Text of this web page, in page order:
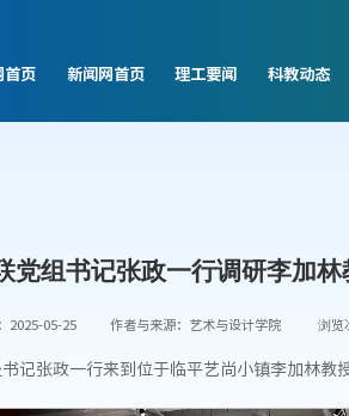
首页 新闻网首页 理工要闻 科教动态
党组书记张政一行调研李加
2025-05-25 作者与来源：艺术与设计学院 浏览
记张政一行来到位于临平艺尚小镇李加林教